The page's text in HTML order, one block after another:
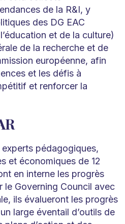
de la R&I, y
des DG EAC
et de la culture)
de la recherche et de
européenne, afin
et les défis à
et renforcer la
pédagogiques,
et économiques de 12
en interne les progrès
le Governing Council avec
ils évalueront les progrès
large éventail d’outils de